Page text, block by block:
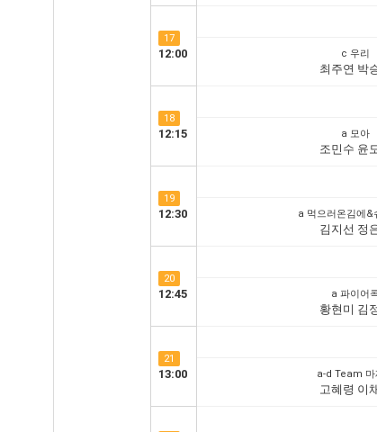
17
12:00 c 우리
최주연 박
18
12:15 a 모아
조민수 윤
19
12:30 a 먹으러온김에&
김지선 정
20
12:45 a 파이어
황현미 김
21
13:00 a-d Team 마
고혜령 이